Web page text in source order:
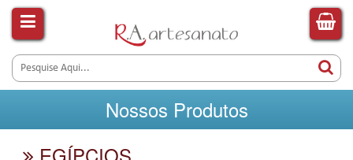
Nossos Produtos